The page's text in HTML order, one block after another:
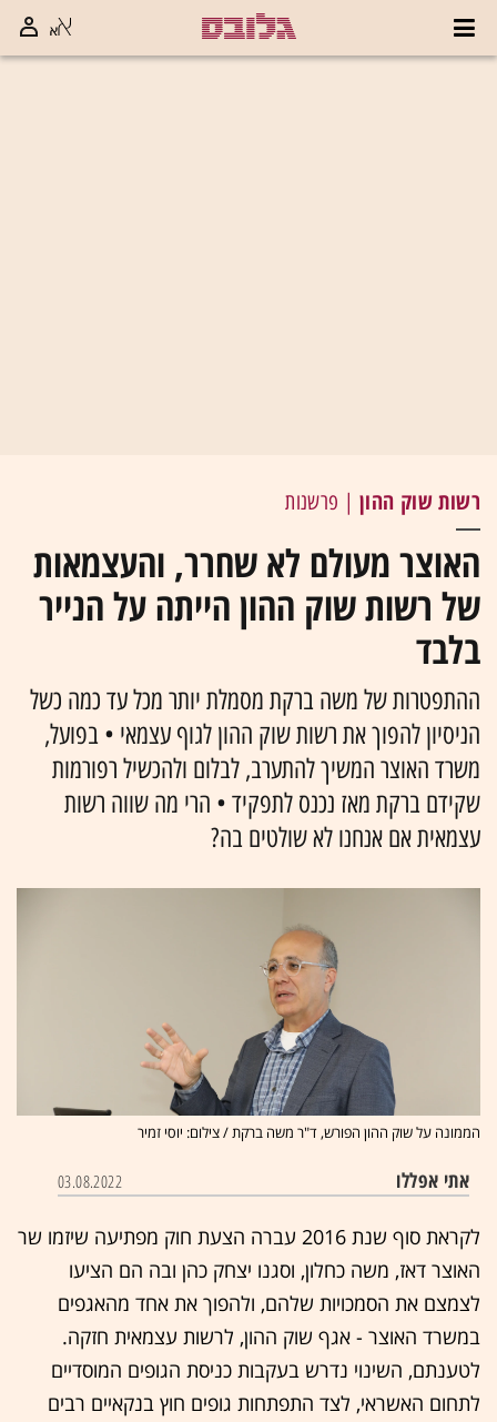
רשות שוק ההון | פרשנות
האוצר מעולם לא שחרר, והעצמאות
של רשות שוק ההון הייתה על הנייר
בלבד
ההתפטרות של משה ברקת מסמלת יותר מכל עד כמה כשל
הניסיון להפוך את רשות שוק ההון לגוף עצמאי • בפועל,
משרד האוצר המשיך להתערב, לבלום ולהכשיל רפורמות
שקידם ברקת מאז נכנס לתפקיד • הרי מה שווה רשות
עצמאית אם אנחנו לא שולטים בה?
הממונה על שוק ההון הפורש, ד"ר משה ברקת / צילום: יוסי זמיר
אתי אפללו 03.08.2022
לקראת סוף שנת 2016 עברה הצעת חוק מפתיעה שיזמו שר
האוצר דאז, משה כחלון, וסגנו יצחק כהן ובה הם הציעו
לצמצם את הסמכויות שלהם, ולהפוך את אחד מהאגפים
במשרד האוצר - אגף שוק ההון, לרשות עצמאית חזקה.
לטענתם, השינוי נדרש בעקבות כניסת הגופים המוסדיים
לתחום האשראי, לצד התפתחות גופים חוץ בנקאיים רבים